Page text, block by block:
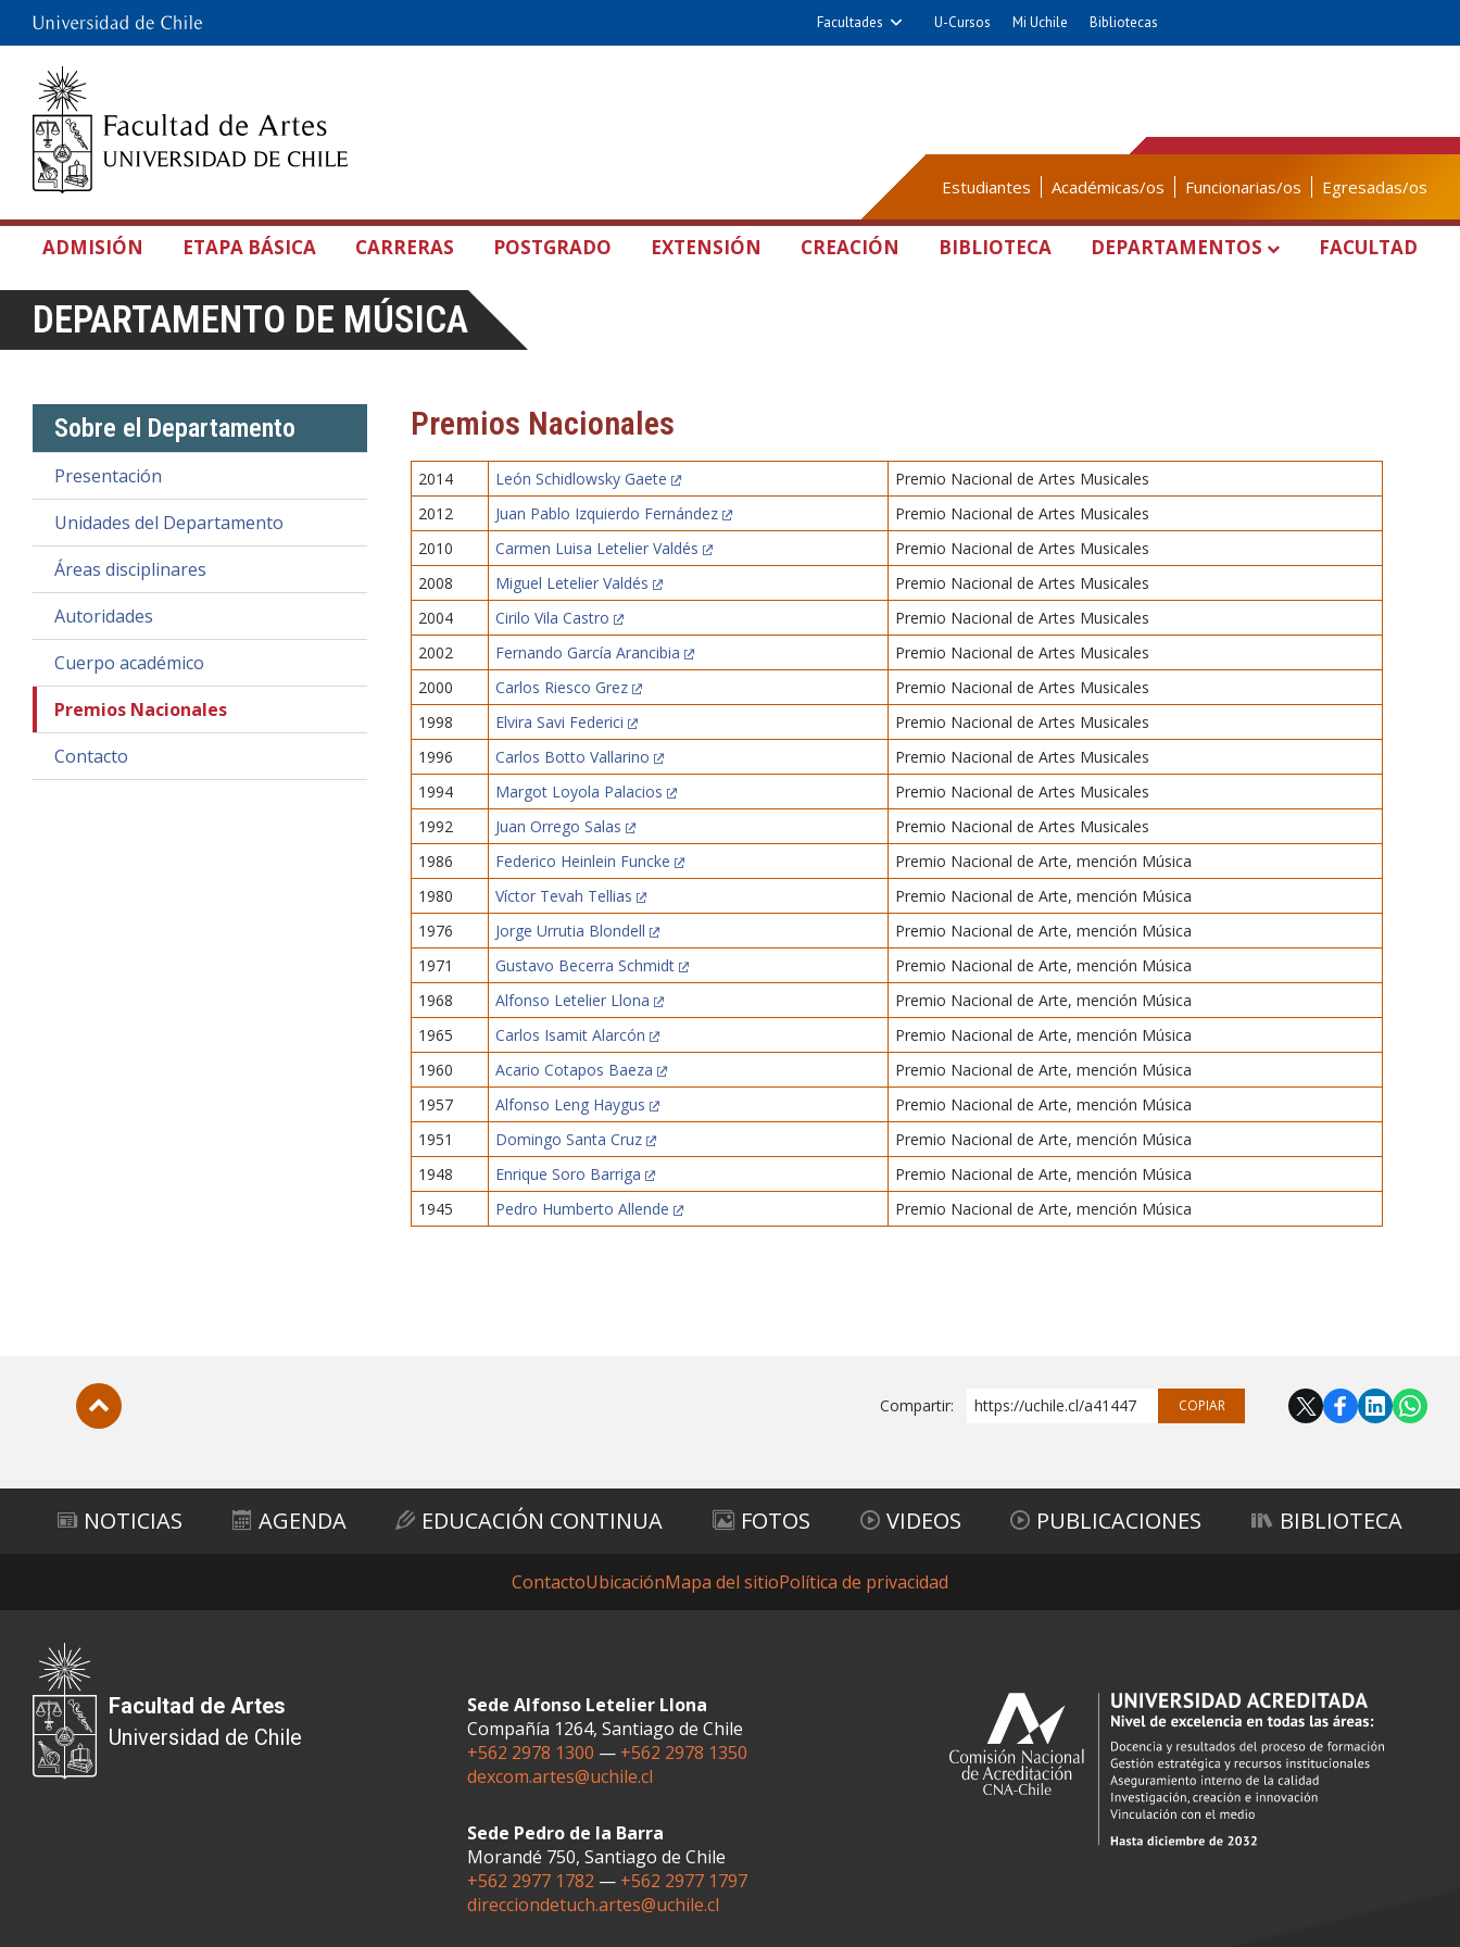
Facultades U-Cursos Mi Uchile Bibliotecas
Estudiantes Académicas/os Funcionarias/os Egresadas/os
ADMISIÓN ETAPA BÁSICA CARRERAS POSTGRADO EXTENSIÓN CREACIÓN BIBLIOTECA DEPARTAMENTOS FACULTAD
DEPARTAMENTO DE MÚSICA
Sobre el Departamento
Presentación
Unidades del Departamento
Áreas disciplinares
Autoridades
Cuerpo académico
Premios Nacionales
Contacto
Premios Nacionales
2014 León Schidlowsky Gaete
Premio Nacional de Artes Musicales
2012
Juan Pablo Izquierdo Fernández
Premio Nacional de Artes Musicales
2010
Carmen Luisa Letelier Valdés
Premio Nacional de Artes Musicales
2008
Miguel Letelier Valdés
Premio Nacional de Artes Musicales
2004
Cirilo Vila Castro
Premio Nacional de Artes Musicales
2002
Fernando García Arancibia
Premio Nacional de Artes Musicales
2000
Carlos Riesco Grez
Premio Nacional de Artes Musicales
1998
Elvira Savi Federici
Premio Nacional de Artes Musicales
1996
Carlos Botto Vallarino
Premio Nacional de Artes Musicales
1994
Margot Loyola Palacios
Premio Nacional de Artes Musicales
1992
Juan Orrego Salas
Premio Nacional de Artes Musicales
1986
Federico Heinlein Funcke
Premio Nacional de Arte, mención Música
1980
Víctor Tevah Tellias
Premio Nacional de Arte, mención Música
1976
Jorge Urrutia Blondell
Premio Nacional de Arte, mención Música
1971
Gustavo Becerra Schmidt
Premio Nacional de Arte, mención Música
1968
Alfonso Letelier Llona
Premio Nacional de Arte, mención Música
1965
Carlos Isamit Alarcón
Premio Nacional de Arte, mención Música
1960
Acario Cotapos Baeza
Premio Nacional de Arte, mención Música
1957
Alfonso Leng Haygus
Premio Nacional de Arte, mención Música
1951
Domingo Santa Cruz
Premio Nacional de Arte, mención Música
1948
Enrique Soro Barriga
Premio Nacional de Arte, mención Música
1945
Pedro Humberto Allende Premio Nacional de Arte, mención Música
Compartir: https://uchile.cl/a41447 COPIAR
NOTICIAS AGENDA EDUCACIÓN CONTINUA FOTOS VIDEOS PUBLICACIONES BIBLIOTECA
ContactoUbicaciónMapa del sitioPolítica de privacidad
Facultad de Artes
Universidad de Chile
Sede Alfonso Letelier Llona
Compañía 1264, Santiago de Chile
+562 2978 1300 — +562 2978 1350
dexcom.artes@uchile.cl
Sede Pedro de la Barra
Morandé 750, Santiago de Chile
+562 2977 1782 — +562 2977 1797
direcciondetuch.artes@uchile.cl